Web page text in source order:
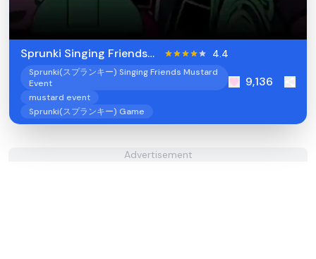
Sprunki Singing Friends
Mustard Event
4.4
Sprunki(スプランキー) Singing Friends Mustard
Event
mustard event
Sprunki(スプランキー) Game
9,136
Advertisement